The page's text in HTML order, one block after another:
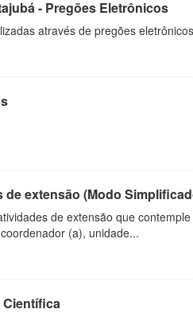
- Pregões Eletrônicos
através de pregões
de extensão (Modo
de extensão que
(a), unidade...